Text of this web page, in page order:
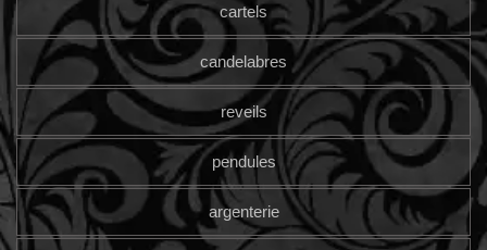
cartels
candelabres
reveils
pendules
argenterie